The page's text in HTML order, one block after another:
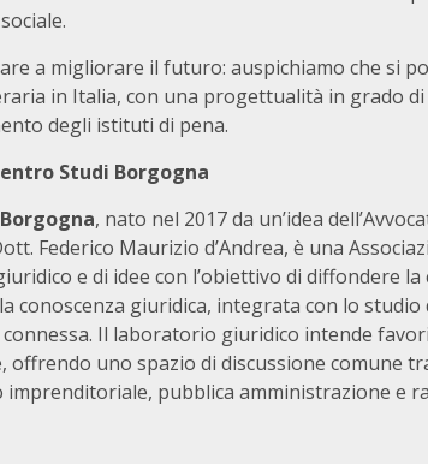
a migliorare il futuro: auspichiamo che si
in Italia, con una progettualità in grado
degli istituti di pena.
Studi Borgogna
, nato nel 2017 da un’idea
Federico Maurizio d’Andrea, è una
e di idee con l’obiettivo di diffondere
conoscenza giuridica, integrata con lo studio
connessa. Il laboratorio giuridico intende
offrendo uno spazio di discussione comune
imprenditoriale, pubblica amministrazione e